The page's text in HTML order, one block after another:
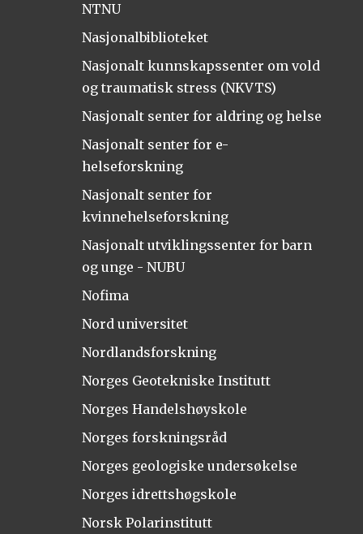
NTNU
Nasjonalbiblioteket
Nasjonalt kunnskapssenter om vold
og traumatisk stress (NKVTS)
Nasjonalt senter for aldring og helse
Nasjonalt senter for e-
helseforskning
Nasjonalt senter for
kvinnehelseforskning
Nasjonalt utviklingssenter for barn
og unge - NUBU
Nofima
Nord universitet
Nordlandsforskning
Norges Geotekniske Institutt
Norges Handelshøyskole
Norges forskningsråd
Norges geologiske undersøkelse
Norges idrettshøgskole
Norsk Polarinstitutt